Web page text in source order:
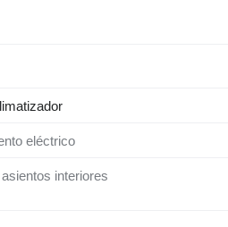
eléctrico
asientos interiores